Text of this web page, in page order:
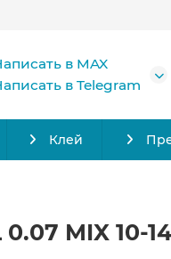
в MAX
в Telegram
Клей
MIX 10-